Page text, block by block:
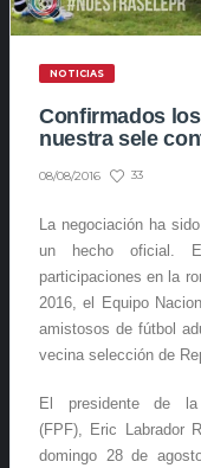
NOTICIAS
Confirmados
nuestra sele
08/08/2016 33
La negociación ha
un hecho oficial.
participaciones en la
2016, el Equipo
amistosos de fútbol
vecina selección de
El presidente de la
(FPF), Eric Labrador
domingo 28 de